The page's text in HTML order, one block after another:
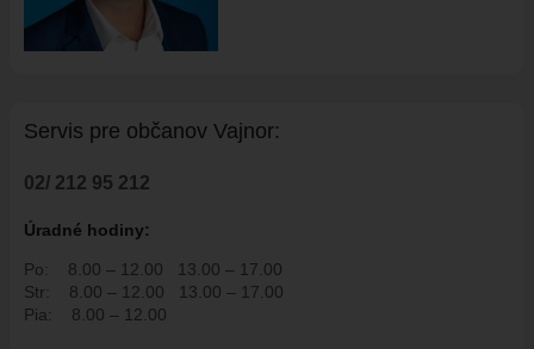
ÚRADNÁ TABUĽA
ZMLUVY, OBJEDNÁVKY, FAKTÚRY
VZN
ROZPOČET
ZÁVEREČNÝ ÚČET
VAJNORSKÁ PODPORNÁ SPOLOČNOSŤ
PETÍCIE
Servis pre občanov Vajnor:
02/ 212 95 212
Úradné hodiny:
Po: 8.00 – 12.00
13.00 – 17.00
Str:
8.00 – 12.00
13.00 – 17.00
Pia:
8.00 – 12.00